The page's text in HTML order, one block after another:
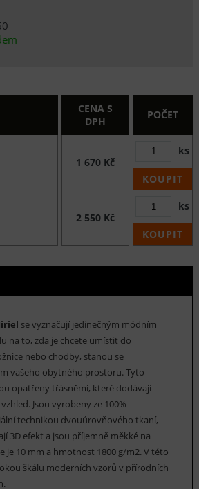
CENA S
DPH
POČET
1 670 Kč
ks
KOUPIT
2 550 Kč
ks
KOUPIT
se vyznačují jedinečným módním
na to, zda je chcete umístit do
nebo chodby, stanou se
vašeho obytného prostoru. Tyto
opatřeny třásněmi, které dodávají
Jsou vyrobeny ze 100%
technikou dvouúrovňového tkaní,
3D efekt a jsou příjemně měkké na
je 10 mm a hmotnost 1800 g/m2. V této
škálu moderních vzorů v přírodních